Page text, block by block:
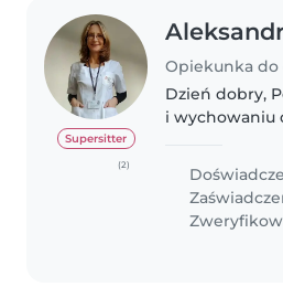
Supersitter
(2)
Dzień dobry, Poświęciłam opiece
i wychowaniu
swoich w
Poza tym
dziewczynkę
jest..